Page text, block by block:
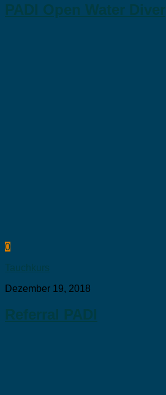
PADI Open Water Diver
0
Tauchkurs
Dezember 19, 2018
Referral PADI